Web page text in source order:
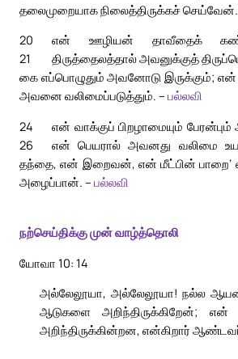
தலைமுறையாக நிலைத்திருக்கச்
20
என் ஊழியன் தாவீதைக்
திருத்தைலத்தால் அவனுக்குத்
21
கை எப்பொழுதும் அவனோடு இருக்கும்;
அவனை வலிமைப்படுத்தும். – பல்லவி
24
என் வாக்குப் பிறழாமையும்
என் பெயரால் அவனது வலிமை
26
தந்தை, என் இறைவன், என் மீட்பின்
அழைப்பான். – பல்லவி
நற்செய்திக்கு முன் வாழ்த்தொலி
யோவா 10: 14
அல்லேலூயா, அல்லேலூயா! நல்ல
ஆடுகளை அறிந்திருக்கிறேன்;
அறிந்திருக்கின்றன, என்கிறார்